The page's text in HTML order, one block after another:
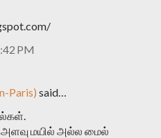
PM
Paris) said…
மயில் அல்ல மைல்